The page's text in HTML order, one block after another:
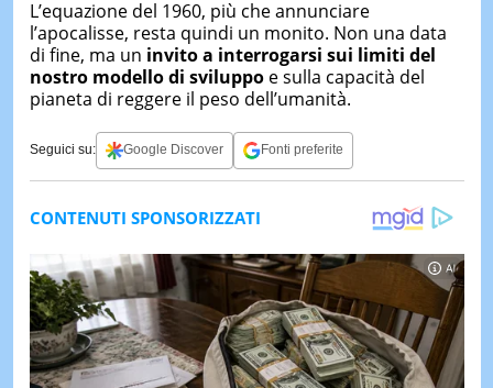
L’equazione del 1960, più che annunciare
l’apocalisse, resta quindi un monito. Non una data
di fine, ma un invito a interrogarsi sui limiti del
nostro modello di sviluppoe sulla capacità del
pianeta di reggere il peso dell’umanità.
Seguici su: Google Discover Fonti preferite